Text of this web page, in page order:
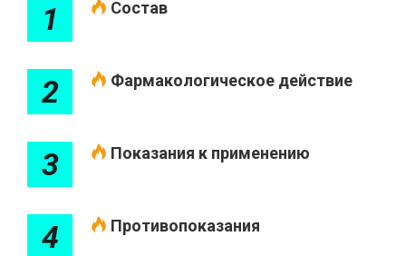
1 Состав
2 Фармакологическое действие
3 Показания к применению
4 Противопоказания